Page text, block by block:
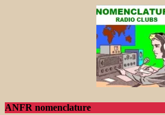
ANFR nomenclature